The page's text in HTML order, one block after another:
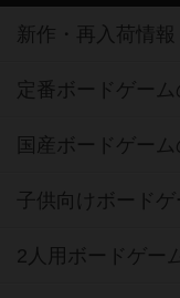
新作・再入荷情報
定番ボードゲー
国産ボードゲー
子供向けボード
2人用ボードゲー